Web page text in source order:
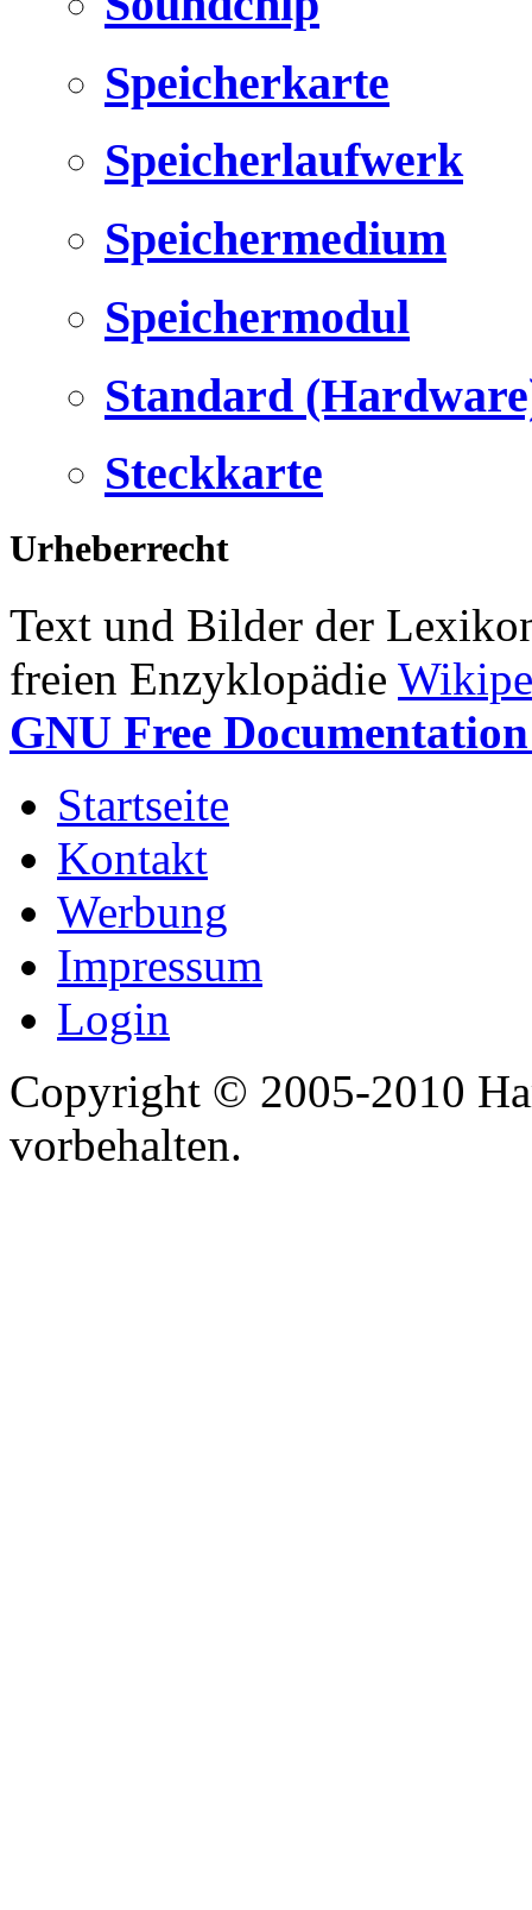
Speicherkarte
Speicherlaufwerk
Speichermedium
Speichermodul
Standard
Steckkarte
Urheberrecht
Text und Bilder der
freien Enzyklopädie
GNU Free
Startseite
Kontakt
Werbung
Impressum
Login
Copyright © 2005-2010
vorbehalten.